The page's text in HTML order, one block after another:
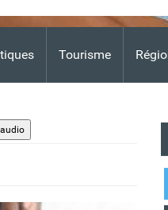
Tourisme